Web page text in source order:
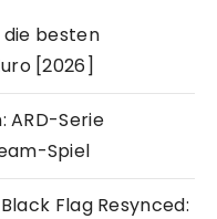
die besten
[2026]
ARD-Serie
Spiel
Flag Resynced: